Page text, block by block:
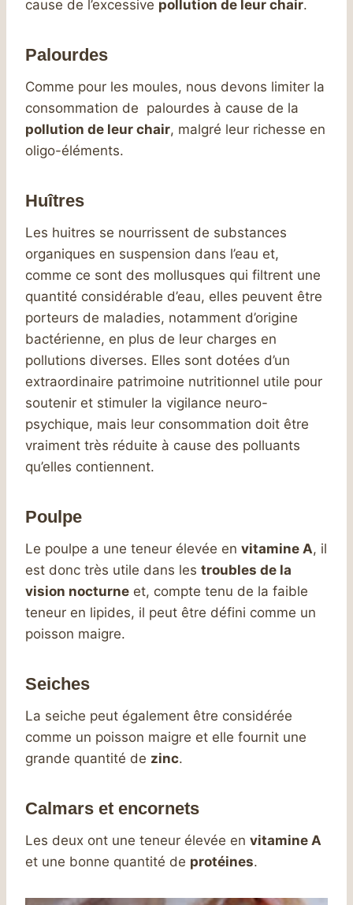
cause de l’excessive pollution de leur chair.
Palourdes
Comme pour les moules, nous devons limiter la
consommation de palourdes à cause de la
pollution de leur chair, malgré leur richesse en
oligo-éléments.
Huîtres
Les huitres se nourrissent de substances
organiques en suspension dans l’eau et,
comme ce sont des mollusques qui filtrent une
quantité considérable d’eau, elles peuvent être
porteurs de maladies, notamment d’origine
bactérienne, en plus de leur charges en
pollutions diverses. Elles sont dotées d’un
extraordinaire patrimoine nutritionnel utile pour
soutenir et stimuler la vigilance neuro-
psychique, mais leur consommation doit être
vraiment très réduite à cause des polluants
qu’elles contiennent.
Poulpe
Le poulpe a une teneur élevée en vitamine A, il
est donc très utile dans les troubles de la
vision nocturne et, compte tenu de la faible
teneur en lipides, il peut être défini comme un
poisson maigre.
Seiches
La seiche peut également être considérée
comme un poisson maigre et elle fournit une
grande quantité de zinc.
Calmars et encornets
Les deux ont une teneur élevée en vitamine A
et une bonne quantité de protéines.